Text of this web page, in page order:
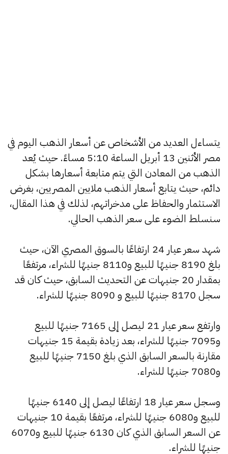
يتساءل العديد من الأشخاص عن أسعار الذهب اليوم في
مصر الأثنين 13 أبريل الساعة 5:10 مساءً. حيث يُعد
الذهب من المعادن التي يتم متابعة أسعارها بشكل
دائم، حيث يتابع أسعار الذهب ملايين المصريين، بغرض
الاستثمار والحفاظ على مدخراتهم، لذلك في هذا المقال،
سنسلط الضوء على سعر الذهب الحالي.
شهد سعر عيار 24 ارتفاعًا بالسوق المصري الآن، حيث
بلغ 8190 جنيهًا للبيع و8110 جنيهًا للشراء، مرتفعًا
بمقدار 20 جنيهات عن التحديث السابق، حيث كان قد
سجل 8170 جنيهًا للبيع و 8090 جنيهًا للشراء.
وارتفع سعر عيار 21 ليصل إلى 7165 جنيهًا للبيع
و7095 جنيهًا للشراء، بعد زيادة بقيمة 15 جنيهات
مقارنة بالسعر السابق الذي بلغ 7150 جنيهًا للبيع
و7080 جنيهًا للشراء.
وسجل سعر عيار 18 ارتفاعًا ليصل إلى 6140 جنيهًا
للبيع و6080 جنيهًا للشراء، مرتفعًا بقيمة 10 جنيهات
عن السعر السابق الذي كان 6130 جنيهًا للبيع و6070
جنيهًا للشراء.